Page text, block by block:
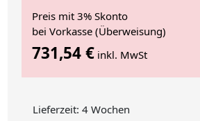
Preis mit 3% Skonto
bei Vorkasse (Überweisung)
731,54 € inkl. MwSt
Lieferzeit: 4 Wochen